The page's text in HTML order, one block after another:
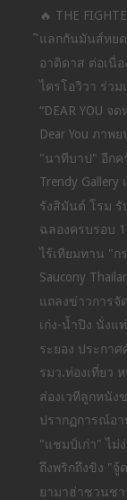
🔥 THE
แลกกันมันส์หย
อาดิดาส ต่อเนื่
ไครโอวิวา ร่วม
“DEAR YOU จ
Dear You ภาพ
"นาทีบาป" อีกค
Trendy
รังสิมันต์ โรม รั
ฉลองครบรอบ
ไร้เทียมทาน "ก
Saucony
แถลงข่าวการจั
เก่ง-น้ำปิง นั่งแ
ระยอง ประกา
รมว.ท่องเที่ยว
ส่องเวทีลูกหนัง
ปรากฏการณ์อา
"แชมป์เก่า" ไม่
ถึงพริกถึงขิง "จู้
ยามาฮ่าชวนชา